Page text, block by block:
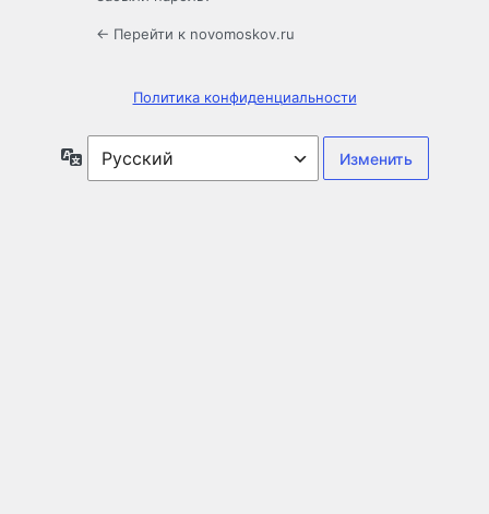
← Перейти к novomoskov.ru
Политика конфиденциальности
Язык